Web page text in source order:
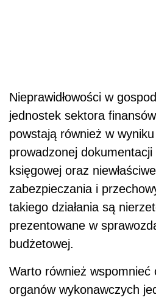
Nieprawidłowości w
jednostek sektora
powstają również w wyniku
prowadzonej dokumentacji
księgowej oraz
zabezpieczania i
takiego działania są
prezentowane w
budżetowej.
Warto również wspomnieć
organów wykonawczych